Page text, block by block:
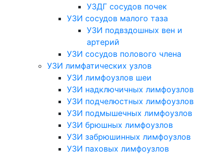
УЗДГ сосудов почек
УЗИ сосудов малого таза
УЗИ подвздошных вен и
артерий
УЗИ сосудов полового члена
УЗИ лимфатических узлов
УЗИ лимфоузлов шеи
УЗИ надключичных лимфоузлов
УЗИ подчелюстных лимфоузлов
УЗИ подмышечных лимфоузлов
УЗИ брюшных лимфоузлов
УЗИ забрюшинных лимфоузлов
УЗИ паховых лимфоузлов